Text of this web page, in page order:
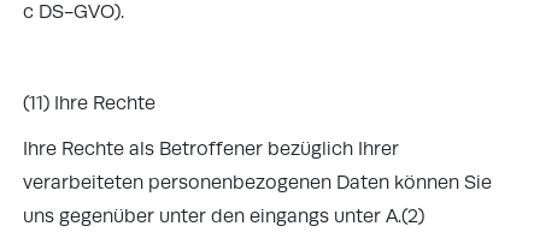
c DS-GVO).
(11) Ihre Rechte
Ihre Rechte als Betroffener bezüglich Ihrer
verarbeiteten personenbezogenen Daten können Sie
uns gegenüber unter den eingangs unter A.(2)